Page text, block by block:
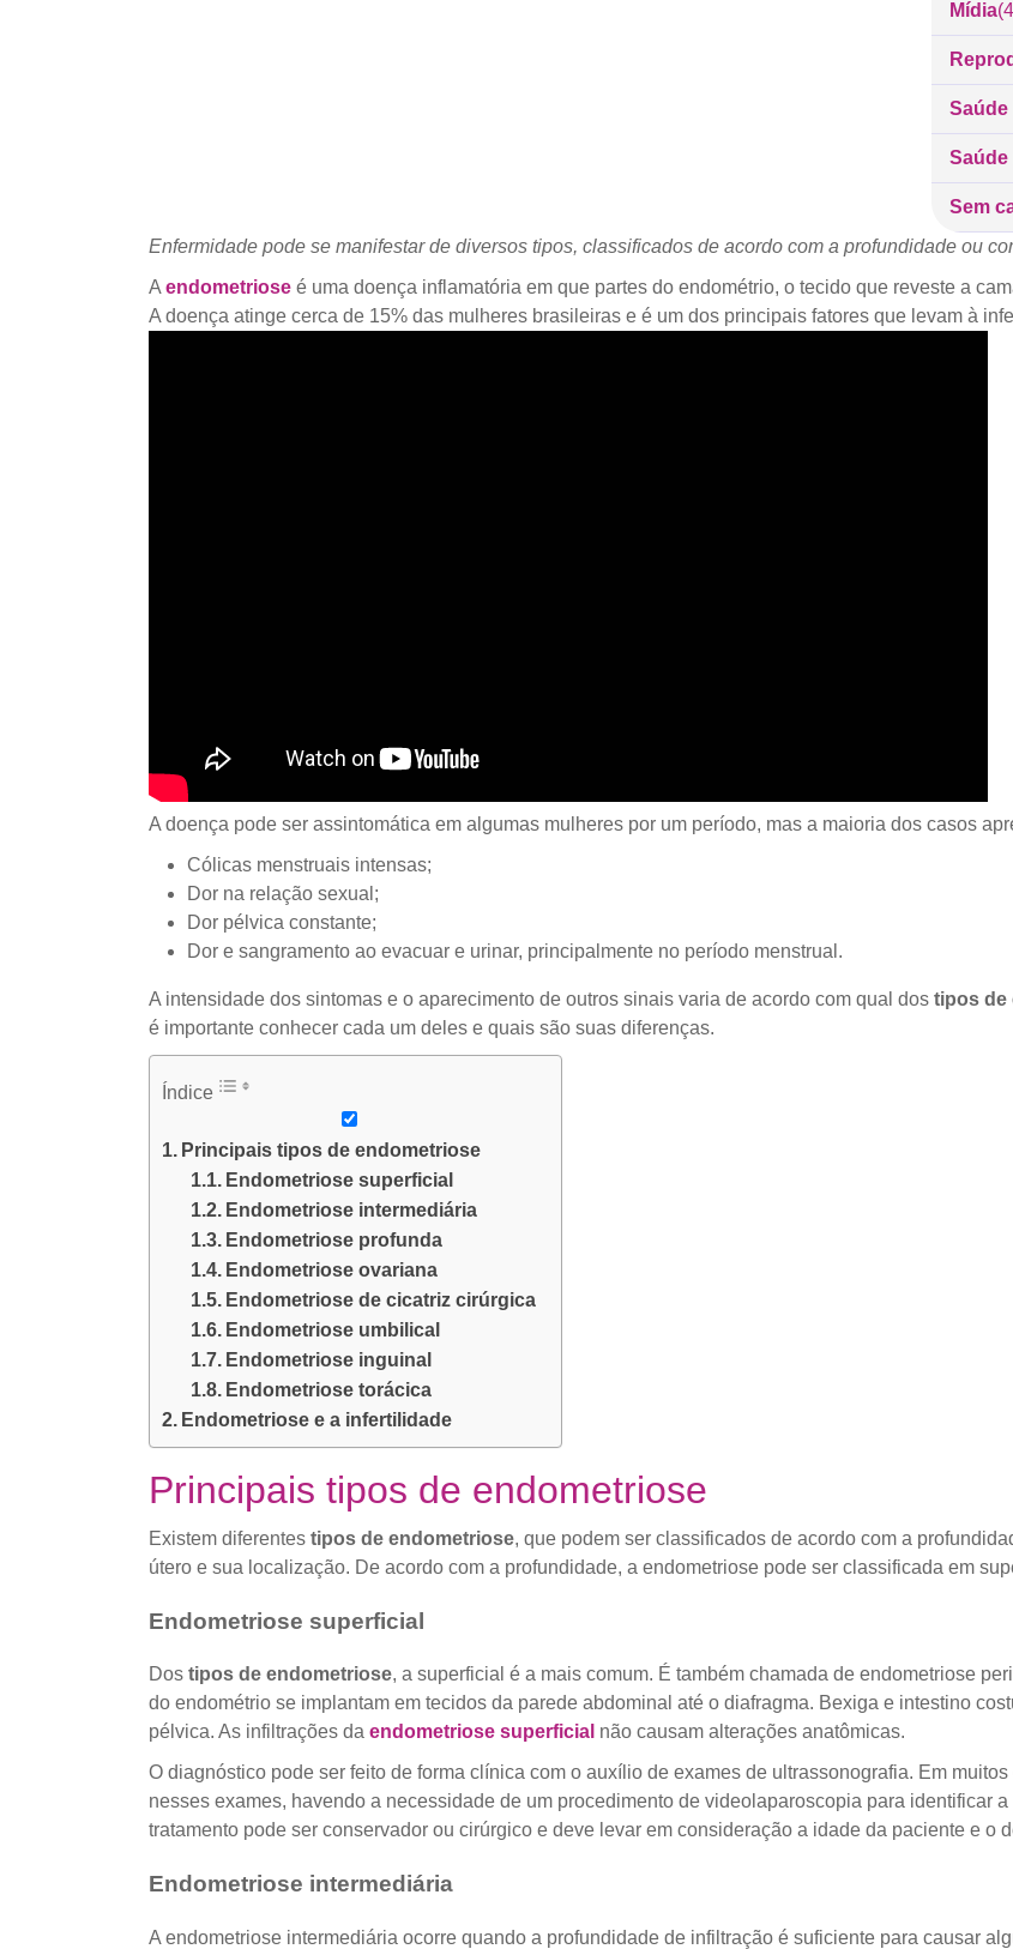
Mídia
Saúde
Sem
Enfermidade pode se manifestar de diversos tipos, classificados de acordo com a profundidade ou
A endometrioseé uma doença inflamatória em que partes do endométrio, o tecido que reveste a
A doença atinge cerca de 15% das mulheres brasileiras e é um dos principais fatores que levam à
A doença pode ser assintomática em algumas mulheres por um período, mas a maioria dos casos
Cólicas menstruais intensas;
Dor na relação sexual;
Dor pélvica constante;
Dor e sangramento ao evacuar e urinar, principalmente no período menstrual.
A intensidade dos sintomas e o aparecimento de outros sinais varia de acordo com qual dos tipos de
é importante conhecer cada um deles e quais são suas diferenças.
Índice
Principais tipos de endometriose
Endometriose superficial
Endometriose intermediária
Endometriose profunda
Endometriose ovariana
Endometriose de cicatriz cirúrgica
Endometriose umbilical
Endometriose inguinal
Endometriose torácica
Endometriose e a infertilidade
Principais tipos de endometriose
Existem diferentes tipos de endometriose, que podem ser classificados de acordo com a
útero e sua localização. De acordo com a profundidade, a endometriose pode ser classificada em
Endometriose superficial
Dos tipos de endometriose, a superficial é a mais comum. É também chamada de endometriose
do endométrio se implantam em tecidos da parede abdominal até o diafragma. Bexiga e intestino
pélvica. As infiltrações da endometriose superficial não causam alterações anatômicas.
O diagnóstico pode ser feito de forma clínica com o auxílio de exames de ultrassonografia. Em
nesses exames, havendo a necessidade de um procedimento de videolaparoscopia para identificar
tratamento pode ser conservador ou cirúrgico e deve levar em consideração a idade da paciente e o
Endometriose intermediária
A endometriose intermediária ocorre quando a profundidade de infiltração é suficiente para causar